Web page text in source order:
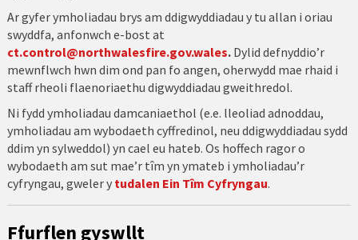
Ar gyfer ymholiadau brys am ddigwyddiadau y tu allan i oriau
swyddfa, anfonwch e-bost at
ct.control@northwalesfire.gov.wales.Dylid defnyddio’r
mewnflwch hwn dim ond pan fo angen, oherwydd mae rhaid i
staff rheoli flaenoriaethu digwyddiadau gweithredol.
Ni fydd ymholiadau damcaniaethol (e.e. lleoliad adnoddau,
ymholiadau am wybodaeth cyffredinol, neu ddigwyddiadau sydd
ddim yn sylweddol) yn cael eu hateb. Os hoffech ragor o
wybodaeth am sut mae’r tîm yn ymateb i ymholiadau’r
cyfryngau, gweler y tudalen Ein Tîm Cyfryngau.
Ffurflen gyswllt